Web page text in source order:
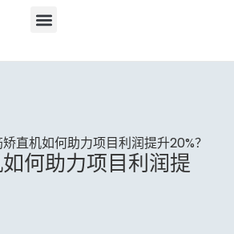
直机如何助力项目利润提升20%？
何助力项目利润提